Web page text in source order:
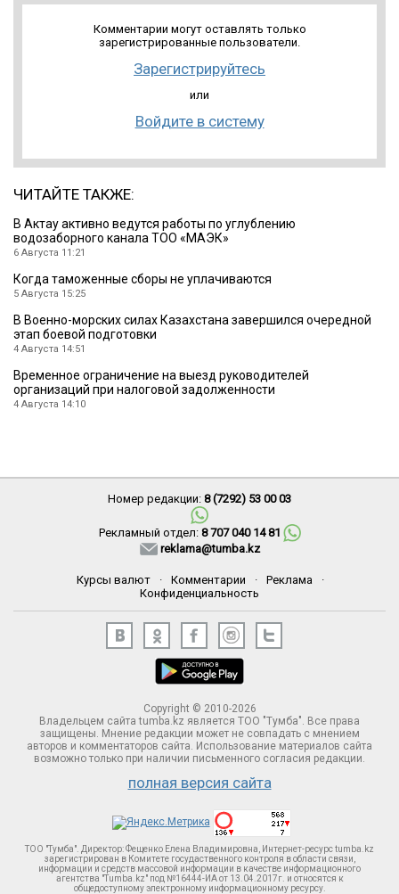
Комментарии могут оставлять только
зарегистрированные пользователи.
Зарегистрируйтесь
или
Войдите в систему
ЧИТАЙТЕ ТАКЖЕ:
В Актау активно ведутся работы по углублению
водозаборного канала ТОО «МАЭК»
6 Августа 11:21
Когда таможенные сборы не уплачиваются
5 Августа 15:25
В Военно-морских силах Казахстана завершился очередной
этап боевой подготовки
4 Августа 14:51
Временное ограничение на выезд руководителей
организаций при налоговой задолженности
4 Августа 14:10
Номер редакции: 8 (7292) 53 00 03
Рекламный отдел: 8 707 040 14 81
reklama@tumba.kz
Курсы валют · Комментарии · Реклама
·
Конфиденциальность
Copyright © 2010-2026
Владельцем сайта tumba.kz является ТОО "Тумба". Все права
защищены. Мнение редакции может не совпадать с мнением
авторов и комментаторов сайта. Использование материалов сайта
возможно только при наличии письменного согласия редакции.
полная версия сайта
ТОО "Тумба". Директор: Фещенко Елена Владимировна, Интернет-ресурс tumba.kz
зарегистрирован в Комитете госудаственного контроля в области связи,
информации и средств массовой информации в качестве информационного
агентства "Tumba.kz" под №16444-ИА от 13.04.2017г. и относятся к
общедоступному электронному информационному ресурсу.